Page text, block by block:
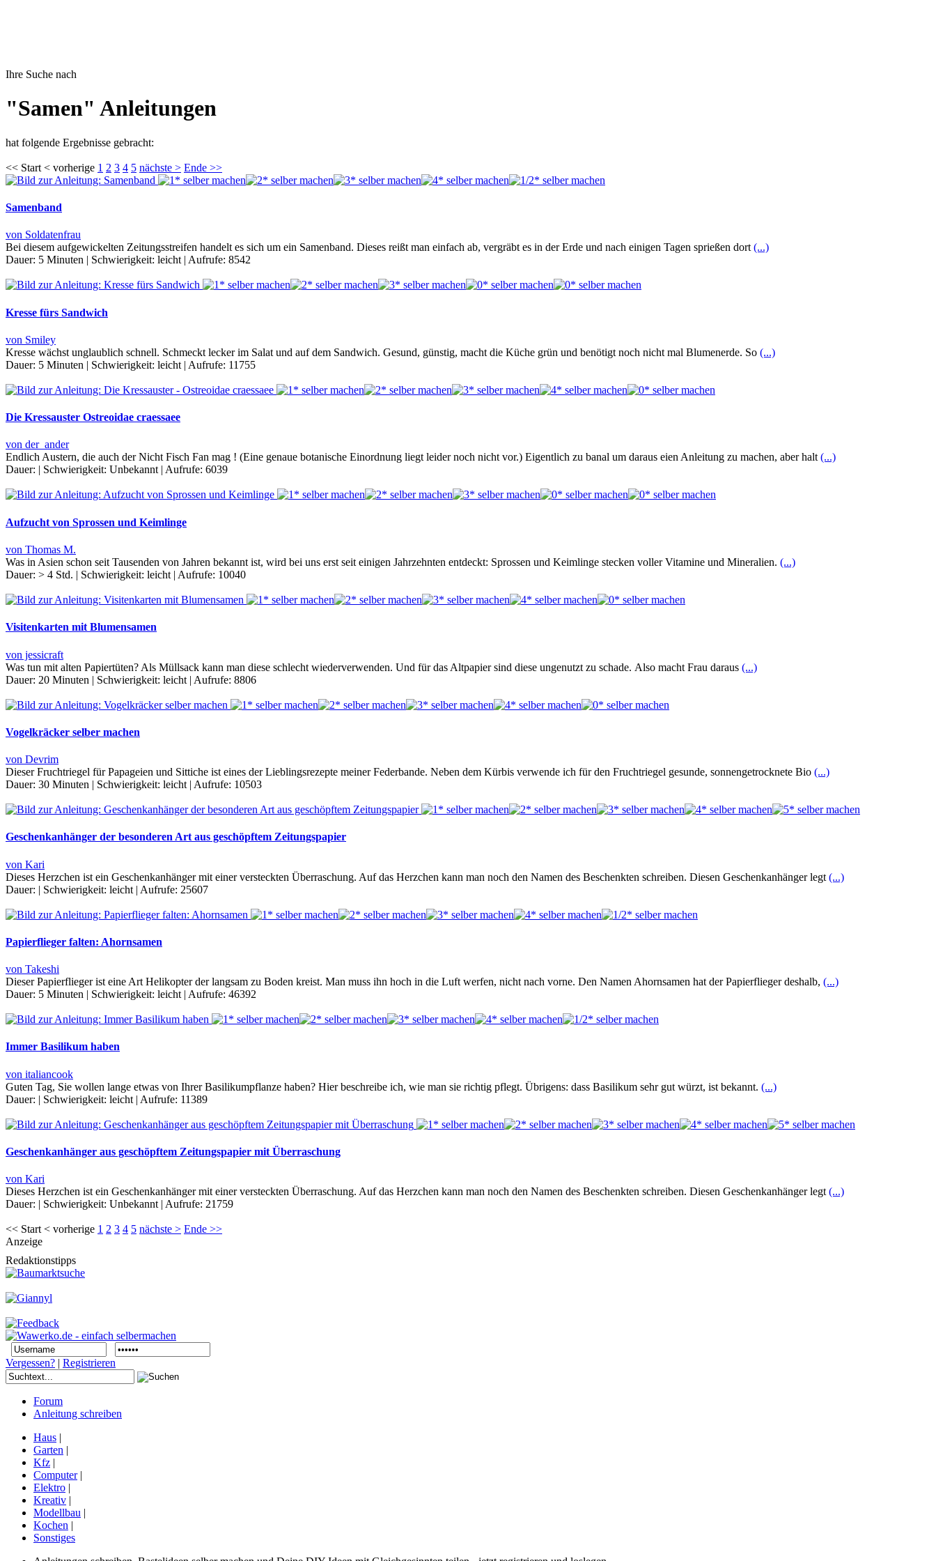
Ihre Suche nach
"Samen" Anleitungen
hat folgende Ergebnisse gebracht:
<< Start < vorherige 1 2 3 4 5 nächste > Ende >>
Samenband
von Soldatenfrau
Bei diesem aufgewickelten Zeitungsstreifen handelt es sich um ein Samenband. Dieses reißt man einfach ab, vergräbt es in der Erde und nach einigen Tagen sprießen dort(...)
Dauer: 5 Minuten | Schwierigkeit: leicht | Aufrufe: 8542
Kresse fürs Sandwich
von Smiley
Kresse wächst unglaublich schnell. Schmeckt lecker im Salat und auf dem Sandwich. Gesund, günstig, macht die Küche grün und benötigt noch nicht mal Blumenerde. So (...)
Dauer: 5 Minuten | Schwierigkeit: leicht | Aufrufe: 11755
Die Kressauster Ostreoidae craessaee
von der_ander
Endlich Austern, die auch der Nicht Fisch Fan mag ! (Eine genaue botanische Einordnung liegt leider noch nicht vor.) Eigentlich zu banal um daraus eien Anleitung zu machen, aber halt(...)
Dauer:
Schwierigkeit: Unbekannt Aufrufe: 6039
Aufzucht von Sprossen und Keimlinge
von Thomas M.
Was in Asien schon seit Tausenden von Jahren bekannt ist, wird bei uns erst seit einigen Jahrzehnten entdeckt: Sprossen und Keimlinge stecken voller Vitamine und Mineralien. (...)
Dauer: > 4 Std. | Schwierigkeit: leicht | Aufrufe: 10040
Visitenkarten mit Blumensamen
von jessicraft
Was tun mit alten Papiertüten? Als Müllsack kann man diese schlecht wiederverwenden. Und für das Altpapier sind diese ungenutzt zu schade. Also macht Frau daraus (...)
Dauer: 20 Minuten | Schwierigkeit: leicht | Aufrufe: 8806
Vogelkräcker selber machen
von Devrim
Dieser Fruchtriegel für Papageien und Sittiche ist eines der Lieblingsrezepte meiner Federbande. Neben dem Kürbis verwende ich für den Fruchtriegel gesunde, sonnengetrocknete Bio (...)
Dauer: 30 Minuten | Schwierigkeit: leicht | Aufrufe: 10503
Geschenkanhänger der besonderen Art aus geschöpftem Zeitungspapier
von Kari
Dieses Herzchen ist ein Geschenkanhänger mit einer versteckten Überraschung. Auf das Herzchen kann man noch den Namen des Beschenkten schreiben. Diesen Geschenkanhänger legt (...)
Dauer: | Schwierigkeit: leicht | Aufrufe: 25607
Papierflieger falten: Ahornsamen
von Takeshi
Dieser Papierflieger ist eine Art Helikopter der langsam zu Boden kreist. Man muss ihn hoch in die Luft werfen, nicht nach vorne. Den Namen Ahornsamen hat der Papierflieger deshalb, (...)
Dauer: 5 Minuten | Schwierigkeit: leicht | Aufrufe: 46392
Immer Basilikum haben
von italiancook
Guten Tag, Sie wollen lange etwas von Ihrer Basilikumpflanze haben? Hier beschreibe ich, wie man sie richtig pflegt. Übrigens: dass Basilikum sehr gut würzt, ist bekannt. (...)
Dauer: | Schwierigkeit: leicht | Aufrufe: 11389
Geschenkanhänger aus geschöpftem Zeitungspapier mit Überraschung
von Kari
Dieses Herzchen ist ein Geschenkanhänger mit einer versteckten Überraschung. Auf das Herzchen kann man noch den Namen des Beschenkten schreiben. Diesen Geschenkanhänger legt (...)
Dauer: | Schwierigkeit: Unbekannt | Aufrufe: 21759
<< Start < vorherige 1 2 3 4 5 nächste > Ende >>
Anzeige
Redaktionstipps
Vergessen? | Registrieren
Forum
Anleitung schreiben
Haus |
Garten |
Kfz |
Computer|
Elektro |
Kreativ |
Modellbau |
Kochen |
Sonstiges